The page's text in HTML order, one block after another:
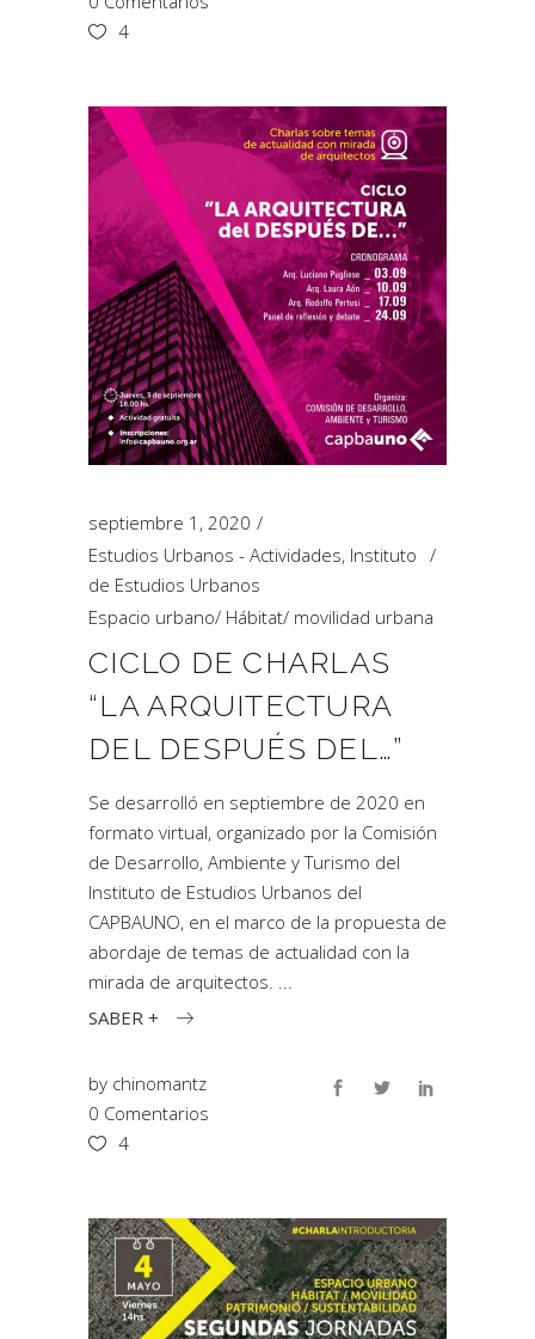
4
septiembre 1, 2020
Estudios Urbanos - Actividades, Instituto
de Estudios Urbanos
Espacio urbano/ Hábitat/ movilidad urbana
CICLO DE CHARLAS
“LA ARQUITECTURA
DEL DESPUÉS DEL…”
Se desarrolló en septiembre de 2020 en
formato virtual, organizado por la Comisión
de Desarrollo, Ambiente y Turismo del
Instituto de Estudios Urbanos del
CAPBAUNO, en el marco de la propuesta de
abordaje de temas de actualidad con la
mirada de arquitectos.
SABER +
by chinomantz
0 Comentarios
4